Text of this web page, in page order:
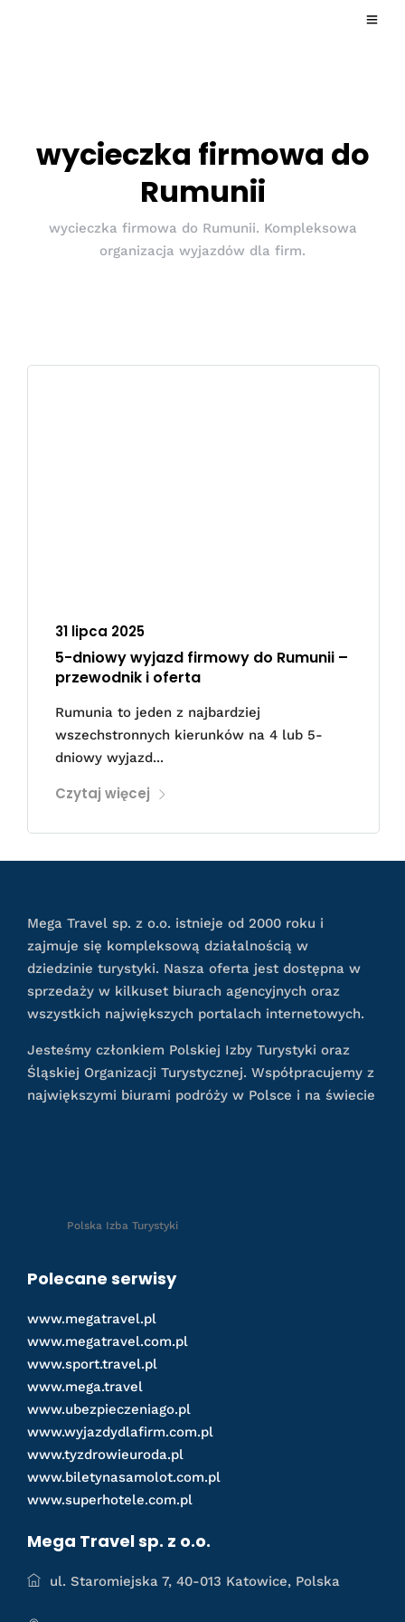
wycieczka firmowa do
Rumunii
wycieczka firmowa do Rumunii. Kompleksowa
organizacja wyjazdów dla firm.
31 lipca 2025
5-dniowy wyjazd firmowy do Rumunii –
przewodnik i oferta
Rumunia to jeden z najbardziej
wszechstronnych kierunków na 4 lub 5-
dniowy wyjazd...
Czytaj więcej
Mega Travel sp. z o.o. istnieje od 2000 roku i
zajmuje się kompleksową działalnością w
dziedzinie turystyki. Nasza oferta jest dostępna w
sprzedaży w kilkuset biurach agencyjnych oraz
wszystkich największych portalach internetowych.
Jesteśmy członkiem Polskiej Izby Turystyki oraz
Śląskiej Organizacji Turystycznej. Współpracujemy z
największymi biurami podróży w Polsce i na świecie
Polska Izba Turystyki
Polecane serwisy
www.megatravel.pl
www.megatravel.com.pl
www.sport.travel.pl
www.mega.travel
www.ubezpieczeniago.pl
www.wyjazdydlafirm.com.pl
www.tyzdrowieuroda.pl
www.biletynasamolot.com.pl
www.superhotele.com.pl
Mega Travel sp. z o.o.
ul. Staromiejska 7, 40-013 Katowice, Polska